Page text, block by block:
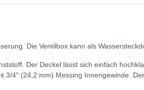
Die Ventilbox kann als
Der Deckel lässt sich einfach
4" (24,2 mm) Messing Innengewinde.